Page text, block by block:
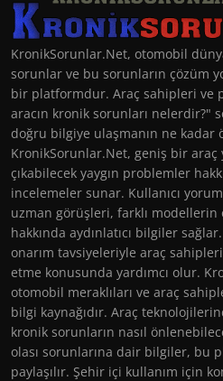
KronikSorunlar.Net, otomobil
sorunlar ve bu sorunların çözüm
bir platformdur. Araç sahipleri ve
aracın kronik sorunları nelerdir?"
doğru bilgiye ulaşmanın ne
KronikSorunlar.Net, geniş bir araç
çıkabilecek yaygın problemler
incelemeler sunar. Kullanıcı
uzman görüşleri, farklı modellerin
hakkında aydınlatıcı bilgiler
onarım tavsiyeleriyle araç
etme konusunda yardımcı olur.
otomobil meraklıları ve araç
bilgi kaynağıdır. Araç
kronik sorunların nasıl
olası sorunlarına dair bilgiler, bu
paylaşılır. Şehir içi kullanım için